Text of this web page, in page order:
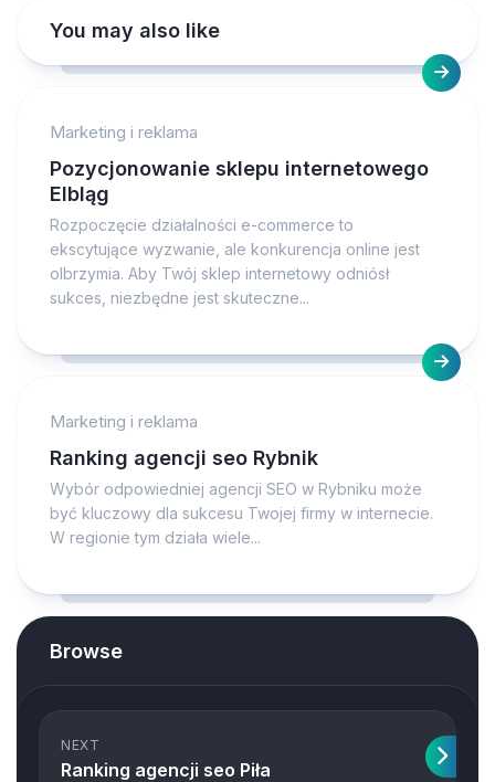
You may also like
Marketing i reklama
Pozycjonowanie sklepu internetowego
Elbląg
Rozpoczęcie działalności e-commerce to
ekscytujące wyzwanie, ale konkurencja online jest
olbrzymia. Aby Twój sklep internetowy odniósł
sukces, niezbędne jest skuteczne...
Marketing i reklama
Ranking agencji seo Rybnik
Wybór odpowiedniej agencji SEO w Rybniku może
być kluczowy dla sukcesu Twojej firmy w internecie.
W regionie tym działa wiele...
Browse
NEXT
Ranking agencji seo Piła